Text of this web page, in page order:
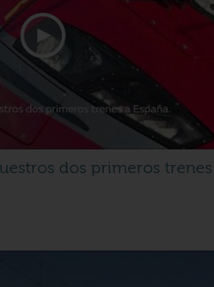
dos primeros trenes